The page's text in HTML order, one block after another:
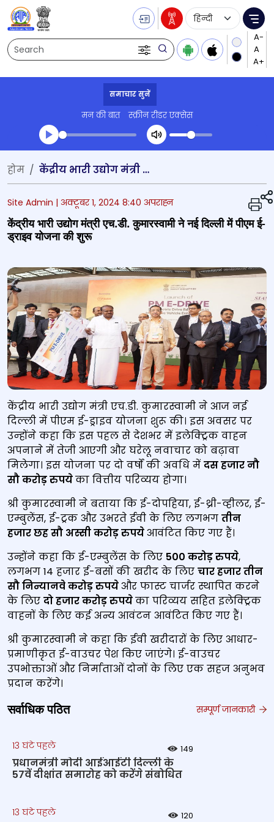
Search
Language
समाचार सुनें
मन की बात स्क्रीन रीडर एक्सेस
Transcript summary
प्ले ऑडियो
होम केंद्रीय भारी उद्योग मंत्री एच.डी. कुमारस्वामी ने नई दिल्ली में पीएम ई-ड्राइव योजना की शुरू
Site Admin | अक्टूबर 1, 2024 8:40 अपराह्न
केंद्रीय भारी उद्योग मंत्री एच.डी. कुमारस्वामी ने नई दिल्ली में पीएम ई-
ड्राइव योजना की शुरू
केंद्रीय भारी उद्योग मंत्री एच.डी. कुमारस्वामी ने आज नई
दिल्ली में पीएम ई-ड्राइव योजना शुरू की। इस अवसर पर
उन्‍होंने कहा कि इस पहल से देशभर में इलेक्ट्रिक वाहन
अपनाने में तेजी आएगी और घरेलू नवाचार को बढ़ावा
मिलेगा। इस योजना पर दो वर्षों की अवधि में दस हजार नौ
सौ करोड़ रुपयेका वित्तीय परिव्यय होगा।
श्री कुमारस्वामी ने बताया कि ई-दोपहिया, ई-थ्री-व्हीलर, ई-
एम्बुलेंस, ई-ट्रक और उभरते ईवी के लिए लगभग तीन
हजार छह सौ अस्सी करोड़ रुपयेआवंटित किए गए हैं।
उन्होंने कहा कि ई-एम्बुलेंस के लिए 500 करोड़ रुपये,
लगभग 14 हजार ई-बसों की खरीद के लिए चार हजार तीन
सौ निन्यानवे करोड़ रुपयेऔर फास्ट चार्जर स्थापित करने
के लिए दो हजार करोड़ रुपयेका परिव्यय सहित इलेक्ट्रिक
वाहनों के लिए कई अन्य आवंटन आवंटित किए गए हैं।
श्री कुमारस्वामी ने कहा कि ईवी खरीदारों के लिए आधार-
प्रमाणीकृत ई-वाउचर पेश किए जाएंगे। ई-वाउचर
उपभोक्ताओं और निर्माताओं दोनों के लिए एक सहज अनुभव
प्रदान करेंगे।
सर्वाधिक पठित सम्पूर्ण जानकारी
13 घंटे पहले 149
प्रधानमंत्री मोदी आईआईटी दिल्ली के
57वें दीक्षांत समारोह को करेंगे संबोधित
13 घंटे पहले 120